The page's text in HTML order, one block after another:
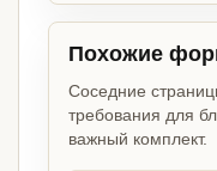
Похожие
Соседние
требования для
важный комплект.